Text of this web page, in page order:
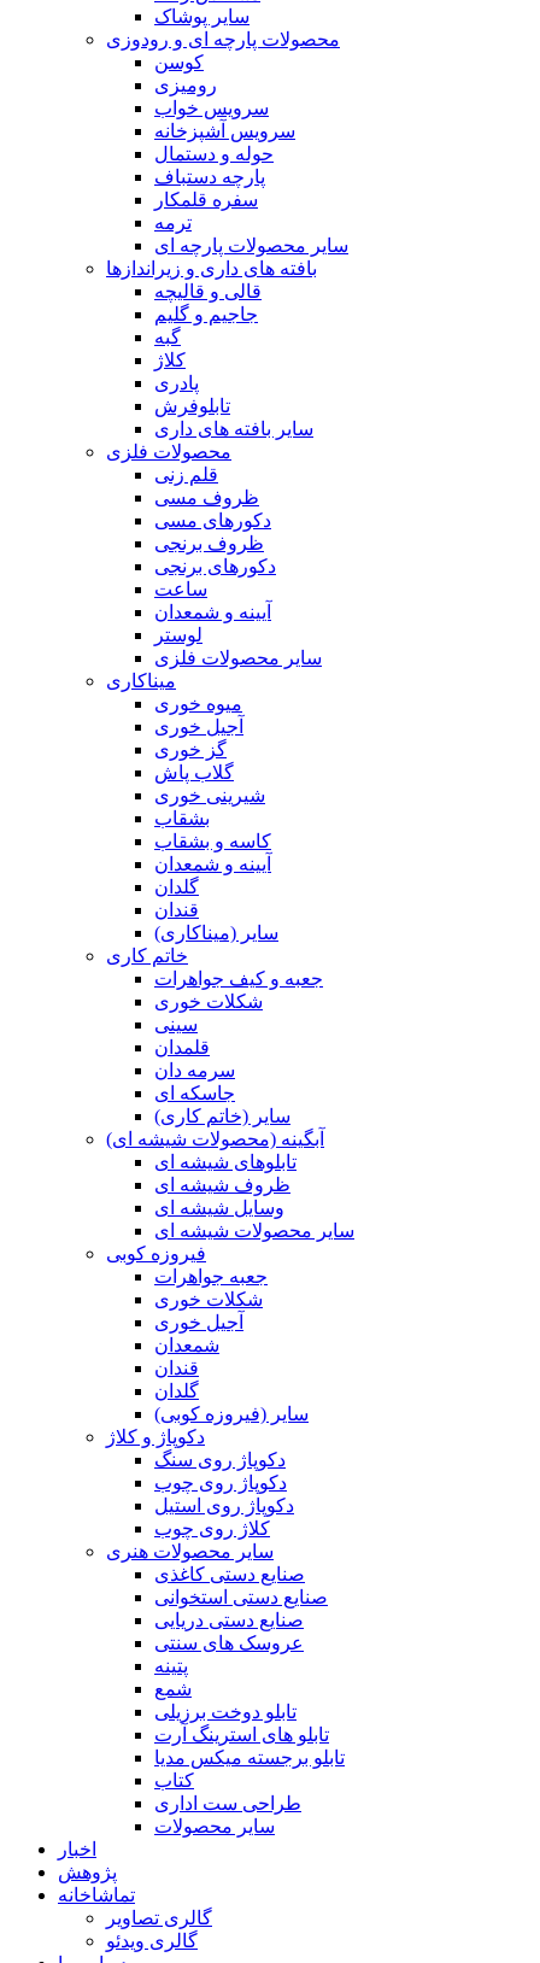
سایر پوشاک
محصولات پارچه ای و رودوزی
کوسن
رومیزی
سرویس خواب
سرویس آشپزخانه
حوله و دستمال
پارچه دستباف
سفره قلمکار
ترمه
سایر محصولات پارچه ای
بافته های داری و زیراندازها
قالی و قالیچه
جاجیم و گلیم
گبه
کلاژ
پادری
تابلوفرش
سایر بافته های داری
محصولات فلزی
قلم زنی
ظروف مسی
دکورهای مسی
ظروف برنجی
دکورهای برنجی
ساعت
آیینه و شمعدان
لوستر
سایر محصولات فلزی
میناکاری
میوه خوری
آجیل خوری
گز خوری
گلاب پاش
شیرینی خوری
بشقاب
کاسه و بشقاب
آیینه و شمعدان
گلدان
قندان
سایر (میناکاری)
خاتم کاری
جعبه و کیف جواهرات
شکلات خوری
سینی
قلمدان
سرمه دان
جاسکه ای
سایر (خاتم کاری)
آبگینه (محصولات شیشه ای)
تابلوهای شیشه ای
ظروف شیشه ای
وسایل شیشه ای
سایر محصولات شیشه ای
فیروزه کوبی
جعبه جواهرات
شکلات خوری
آجیل خوری
شمعدان
قندان
گلدان
سایر (فیروزه کوبی)
دکوپاژ و کلاژ
دکوپاژ روی سنگ
دکوپاژ روی چوب
دکوپاژ روی استیل
کلاژ روی چوب
سایر محصولات هنری
صنایع دستی کاغذی
صنایع دستی استخوانی
صنایع دستی دریایی
عروسک های سنتی
پتینه
شمع
تابلو دوخت برزیلی
تابلو های استرینگ آرت
تابلو برجسته میکس مدیا
کتاب
طراحی ست اداری
سایر محصولات
اخبار
پژوهش
تماشاخانه
گالری تصاویر
گالری ویدئو